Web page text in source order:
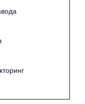
Volvo, Weichai,